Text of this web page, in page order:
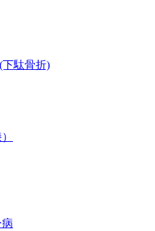
下駄骨折)